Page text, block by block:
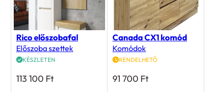
Rico előszobafal
Előszoba szettek
KÉSZLETEN
113 100 Ft
Canada CX1 komód
Komódok
RENDELHETŐ
91 700 Ft